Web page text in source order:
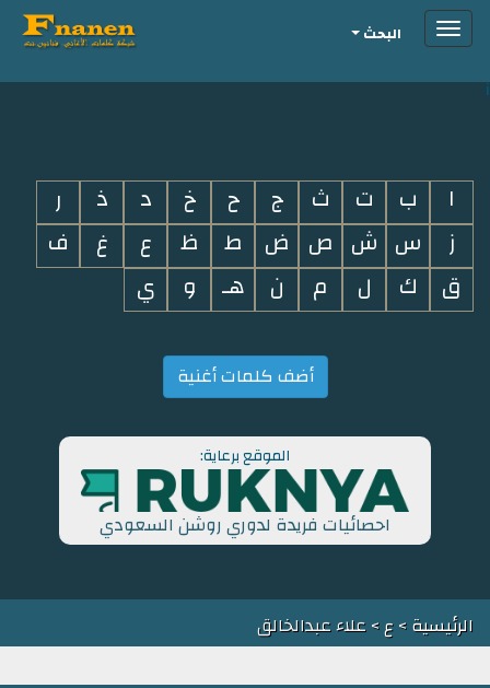
i
Toggleالبحث
ا ب ت ث ج ح خ د ذ
ر
ز
س ش ص ض ط ظ ع غ
ف
ق
ك ل م ن هـ و ي
أضف كلمات أغنية
الموقع برعاية:
احصائيات فريدة لدوري روشن السعودي
الرئيسية>ع> علاء عبدالخالق